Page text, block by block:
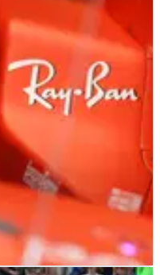
dan FP2 di Hockenheim
yakin ini dibantu